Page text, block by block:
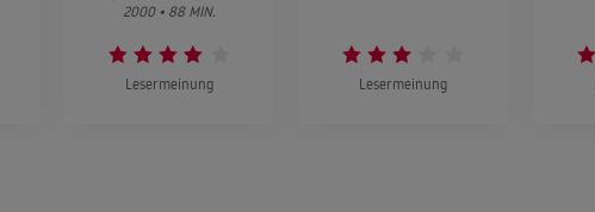
2000 • 88 MIN.
Lesermeinung Lesermeinung